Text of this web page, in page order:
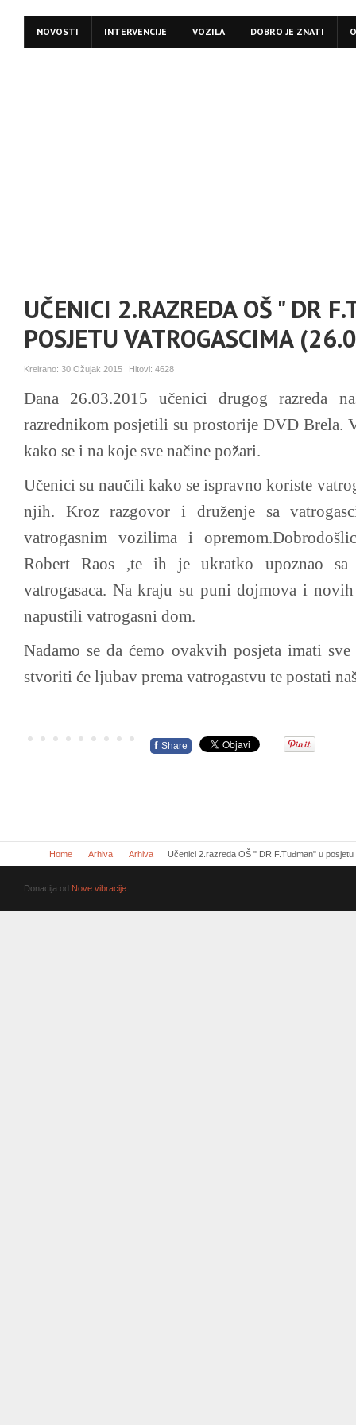
NOVOSTI INTERVENCIJE VOZILA DOBRO JE ZNATI
UČENICI 2.RAZREDA OŠ " DR
POSJETU VATROGASCIMA
Kreirano: 30 Ožujak 2015 Hitovi: 4628
Dana 26.03.2015 učenici drugog razreda
razrednikom posjetili su prostorije DVD Brela.
kako se i na koje sve načine požari.
Učenici su naučili kako se ispravno koriste
njih. Kroz razgovor i druženje sa
vatrogasnim vozilima i
Robert Raos ,te ih je ukratko upoznao
vatrogasaca. Na kraju su puni dojmova i
napustili vatrogasni dom.
Nadamo se da ćemo ovakvih posjeta imati
stvoriti će ljubav prema vatrogastvu te postati
f Share
Home Arhiva Arhiva Učenici 2.razreda OŠ " DR F.Tuđman" u
Donacija od Nove vibracije